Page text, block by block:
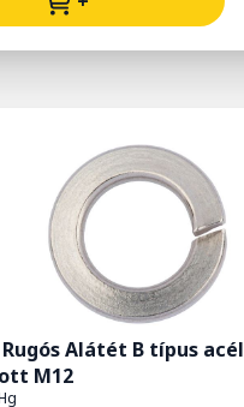
Alátét B típus acél
M12